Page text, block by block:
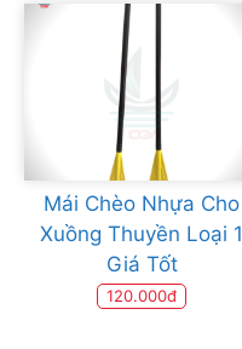
Mái Chèo Nhựa Cho
Xuồng Thuyền Loại 1
Giá Tốt
120.000đ